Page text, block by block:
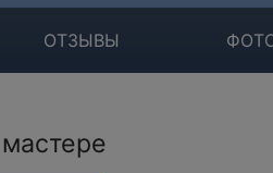
ОТЗЫВЫ